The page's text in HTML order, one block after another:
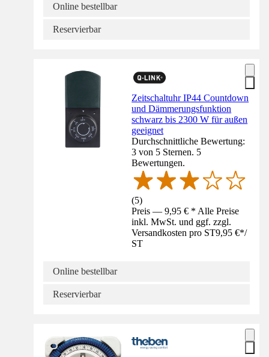
Online bestellbar
Reservierbar
Zeitschaltuhr IP44 Countdown
und Dämmerungsfunktion
schwarz bis 2300 W für außen
geeignet
Durchschnittliche Bewertung:
3 von 5 Sternen. 5
Bewertungen.
(5)
Preis — 9,95 € * Alle Preise
inkl. MwSt. und ggf. zzgl.
Versandkosten pro ST9,95 €*/
ST
Online bestellbar
Reservierbar